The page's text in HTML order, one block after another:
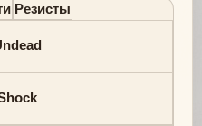
Резисты